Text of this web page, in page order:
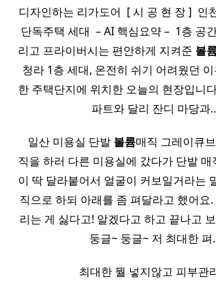
디자인하는 리가도어 ​ [ 시 공 현 장 ] ​ 인
단독주택 세대 ​ – AI 핵심요약 – ​ 1층 공
리고 프라이버시는 편안하게 지켜준 볼
청라 1층 세대, 온전히 쉬기 어려웠던
한 주택단지에 위치한 오늘의 현장입니
파트와 달리 잔디 마당과
​ ​ ​ 일산 미용실 단발 볼륨매직 그레이큐
직을 하러 다른 미용실에 갔다가 단발
이 딱 달라붙어서 얼굴이 커보일거라는
직으로 하되 아래를 좀 펴달라고 했어요
리는 게 싫다고! 알겠다고 하고 끝나고
둥글~ 둥글~ 저 최대한
최대한 뭘 넣지않고 피부관